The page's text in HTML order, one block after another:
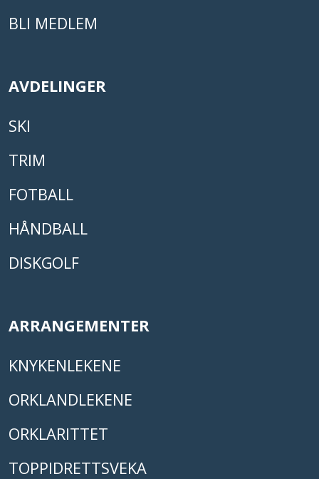
BLI MEDLEM
AVDELINGER
SKI
TRIM
FOTBALL
HÅNDBALL
DISKGOLF
ARRANGEMENTER
KNYKENLEKENE
ORKLANDLEKENE
ORKLARITTET
TOPPIDRETTSVEKA